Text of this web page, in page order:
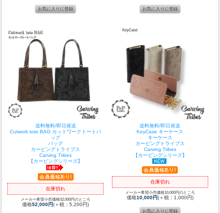
送料無料/即日発送
Cutwork tote BAG カットワークトートバ
ッグ
バッグ
カービングトライブス
Carving Tribes
【カービングシリーズ】
在庫切れ
メーカー希望小売価格52,000円のところ
価格52,000円(＋税：5,200円)
送料無料/即日発送
KeyCase キーケース
キーケース
カービングトライブス
Carving Tribes
【カービングシリーズ】
在庫切れ
メーカー希望小売価格10,000円のところ
価格10,000円(＋税：1,000円)